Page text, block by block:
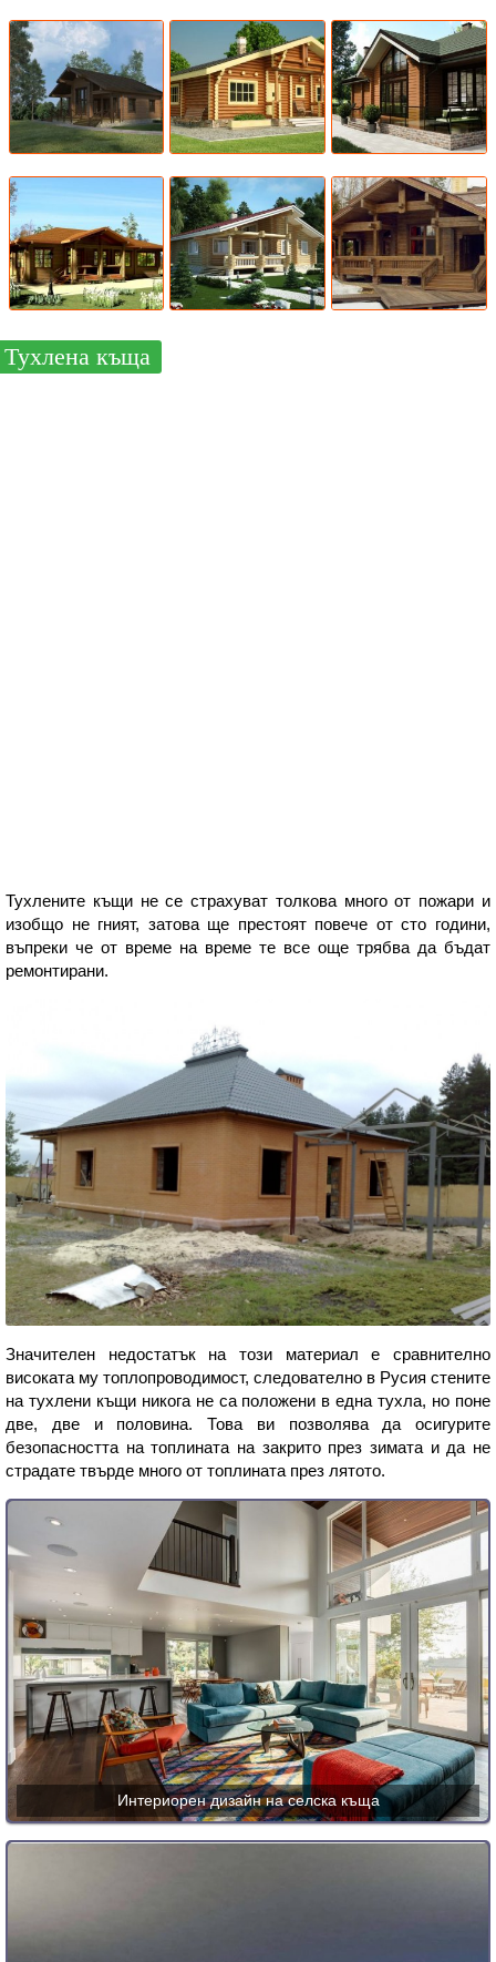
Тухлена къща
Тухлените къщи не се страхуват толкова много от пожари и
изобщо не гният, затова ще престоят повече от сто години,
въпреки че от време на време те все още трябва да бъдат
ремонтирани.
Значителен недостатък на този материал е сравнително
високата му топлопроводимост, следователно в Русия стените
на тухлени къщи никога не са положени в една тухла, но поне
две, две и половина. Това ви позволява да осигурите
безопасността на топлината на закрито през зимата и да не
страдате твърде много от топлината през лятото.
Интериорен дизайн на селска къща